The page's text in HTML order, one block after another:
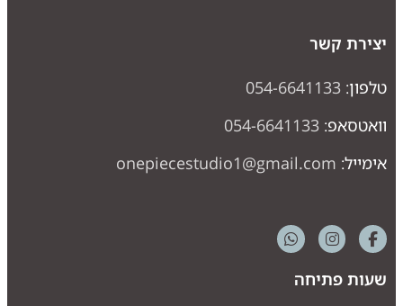
קשר
054-6641133
054-6641133
onepiecestudio1@gmail.com
פתיחה